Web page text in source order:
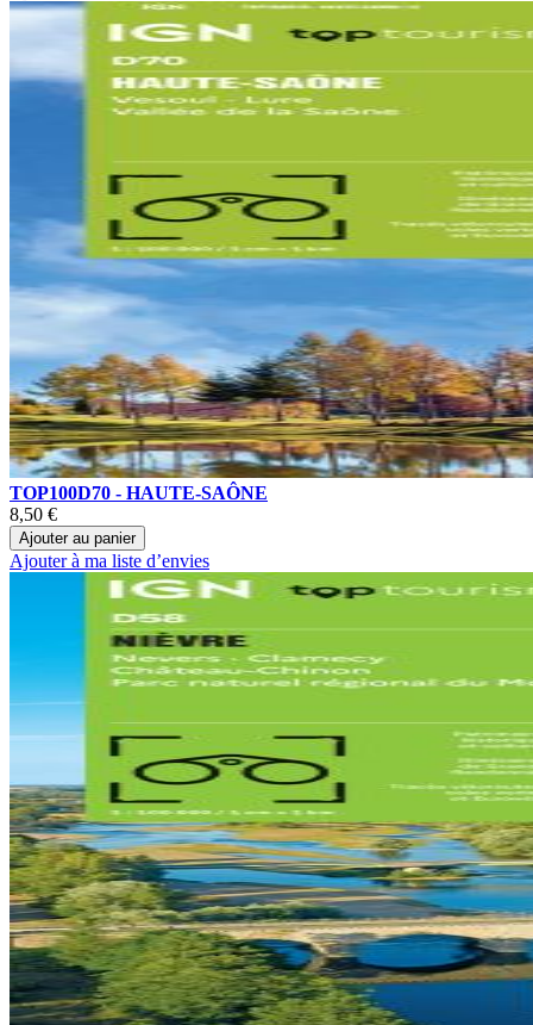
TOP100D70 - HAUTE-SAÔNE
8,50 €
Ajouter au panier
Ajouter à ma liste d’envies